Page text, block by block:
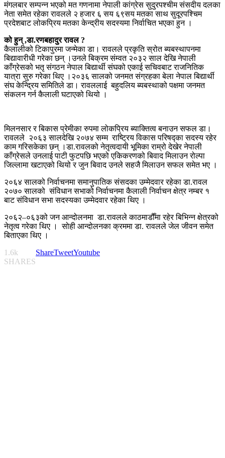
मंगलबार सम्पन्न भएको मत गणनामा नेपाली कांग्रेस सुदुरपश्चीम संसदीय दलका
नेता समेत रहेका रावलले २ हजार ६ सय ६९सय मतका साथ सुदूरपश्चिम
प्रदेशबाट लोकप्रिय मतका केन्द्रीय सदस्यमा निर्वाचित भएका हुन ।
को हुन् ,डा.रणबहादुर रावल ?
कैलालीको टिकापुरमा जन्मेका डा। रावलले प्रकृति स्रोत ब्यबस्थापनमा
बिद्यावारीधी गरेका छन् ।उनले बिक्रम संम्वत २०३२ साल देखि नेपाली
काँग्रेसको भतृ संगठन नेपाल बिद्यार्थी संघको एकाई सचिवबाट राजनितिक
यात्रा सुरु गरेका थिए ।२०३६ सालको जनमत संग्रहका बेला नेपाल बिद्यार्थी
संघ केन्द्रिय समितिले डा। रावललाई बहुदलिय ब्यबस्थाको पक्षमा जनमत
संकलन गर्न कैलाली घटाएको थियो ।
मिलनसार र बिकास प्रेमीका रुपमा लोकप्रिय ब्याक्तित्व बनाउन सफल डा।
रावलले २०६३ सालदेखि २०७४ सम्म राष्ट्रिय विकास परिषद्का सदस्य रहेर
काम गरिसकेका छन् ।डा.रावलको नेतृत्वदायी भूमिका राम्रो देखेर नेपाली
काँग्रेसले उनलाई पाटी फुटपछि भएको एकिकरणको बिवाद मिलाउन रोल्पा
जिल्लामा खटाएको थियो र जुन बिवाद उनले सहजै मिलाउन सफल समेत भए ।
२०६४ सालको निर्वाचनमा समानुपातिक संसदका उम्मेदवार रहेका डा.रावल
२०७० सालको संविधान सभाको निर्वाचनमा कैलाली निर्वाचन क्षेत्र नम्बर १
बाट संविधान सभा सदस्यका उम्मेदवार रहेका थिए ।
२०६२–०६३को जन आन्दोलनमा डा.रावलले काठमाडौँमा रहेर बिभिन्न क्षेत्रको
नेतृत्व गरेका थिए । सोही आन्दोलनका क्रममा डा. रावलले जेल जीवन समेत
बिताएका थिए ।
1.6k
SHARES
ShareTweetYoutube